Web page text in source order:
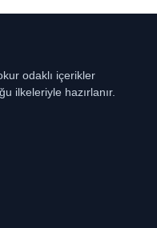
odaklı içerikler
ilkeleriyle hazırlanır.